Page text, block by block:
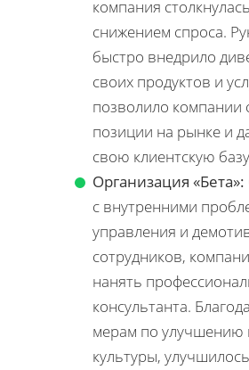
компания
снижением спроса.
быстро внедрило
своих продуктов и
позволило компании
позиции на рынке и
свою клиентскую
Организация «Бета»:
с внутренними
управления и
сотрудников,
нанять
консультанта.
мерам по улучшению
культуры, улучшилось